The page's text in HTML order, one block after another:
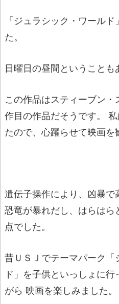
「ジュラシック・ワール
た。
日曜日の昼間ということも
この作品はスティーブン
作目の作品だそうです。
たので、心躍らせて映画を
遺伝子操作により、凶暴で
恐竜が暴れだし、はらはら
点でした。
昔ＵＳＪでテーマパーク「
ド」を子供といっしょに
がら 映画を楽しみました。